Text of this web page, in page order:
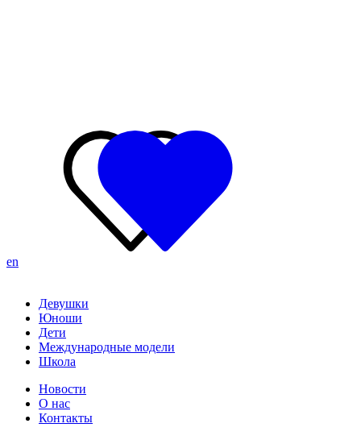
en
Девушки
Юноши
Дети
Международные модели
Школа
Новости
О нас
Контакты